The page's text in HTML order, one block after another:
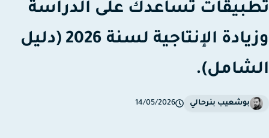
تساعدك على الدراسة
وزيادة الإنتاجية لسنة 2026 (دليل
بوشعيب بنرحالي 14/05/2026